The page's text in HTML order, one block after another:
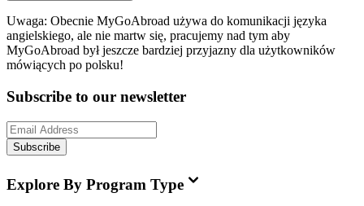
Uwaga: Obecnie MyGoAbroad używa do komunikacji języka
angielskiego, ale nie martw się, pracujemy nad tym aby
MyGoAbroad był jeszcze bardziej przyjazny dla użytkowników
mówiących po polsku!
Subscribe to our newsletter
Subscribe
Explore By Program Type